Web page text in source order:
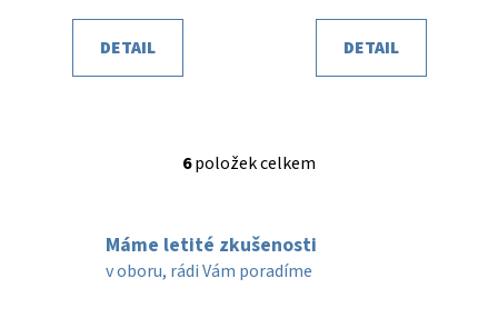
DETAIL DETAIL
O
á
d
6položek celkem
Máme letité zkušenosti
v oboru, rádi Vám poradíme